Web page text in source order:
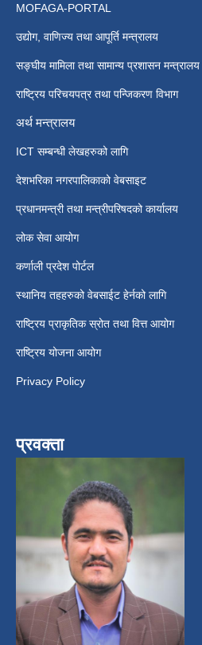
MOFAGA-PORTAL
उद्योग, वाणिज्य तथा आपूर्ति मन्त्रालय
सङ्घीय मामिला तथा सामान्य प्रशासन मन्त्रालय
राष्ट्रिय परिचयपत्र तथा पन्जिकरण विभाग
अर्थ मन्त्रालय
ICT सम्बन्धी लेखहरुको लागि
देशभरिका नगरपालिकाको वेबसाइट
प्रधानमन्त्री तथा मन्त्रीपरिषदको कार्यालय
लोक सेवा आयोग
कर्णाली प्रदेश पोर्टल
स्थानिय तहहरुको वेबसाईट हेर्नको लागि
राष्ट्रिय प्राकृतिक स्रोत तथा वित्त आयोग
राष्ट्रिय योजना आयोग
Privacy Policy
प्रवक्ता